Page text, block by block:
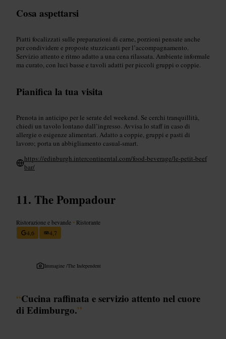
Cosa aspettarsi
Piatti focalizzati sulle preparazioni di carne, porzioni pensate anche
per condividere e proposte stuzzicanti per l’accompagnamento.
Servizio attento e ritmo adatto a una cena rilassata. Ambiente informale
ma curato, con luci basse e tavoli adatti per piccoli gruppi o coppie.
Pianifica la tua visita
Prenota in anticipo per le serate del weekend. Se cerchi tranquillità,
chiedi un tavolo lontano dall’ingresso. Avvisa lo staff in caso di
allergie o esigenze alimentari. Adatto a coppie, gruppi e pasti di
lavoro; porta un abbigliamento casual-smart.
https://edinburgh.intercontinental.com/food-beverage/le-petit-beef
bar/
The Pompadour
Ristorazione e bevande • Ristorante
4,6
4,7
Immagine /The Independent
“Cucina raffinata e servizio attento nel cuore
di Edimburgo.”